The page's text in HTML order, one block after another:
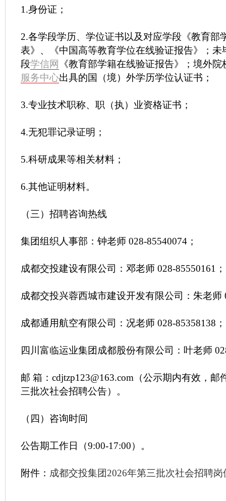
1.身份证；
2.各学段学历、学位证书以及对应学段《教育部
表》、《中国高等教育学位在线验证报告》；未
段学信网
《教育部学籍在线验证报告》；境外院
服务中心出具的国（境）外学历学位认证书；
3.专业技术职称、职（执）业资格证书；
4.无犯罪记录证明；
5.科研成果等相关材料；
6.其他证明材料。
（三）招聘咨询热线
集团组织人事部：钟老师 028-85540074；
成都交投建设有限公司：邓老师 028-85550161；
成都交投兴蓉西城市建设开发有限公司：朱老师
成都通用航空有限公司：况老师 028-85358138；
四川富临运业集团成都股份有限公司：叶老师
邮 箱：cdjtzp123@163.com（公示期内有效，邮
三批次社会招聘公告）。
（四）咨询时间
公告期工作日（9:00-17:00）。
附件： 成都交投集团2026年第三批次社会招聘岗